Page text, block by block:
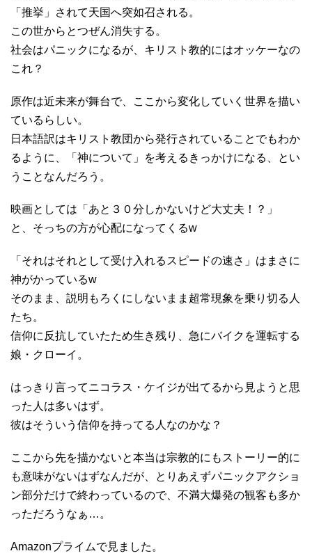
「推挙」されて天国へ突如召される。
この世からとつぜん消失する。
社会はパニックになるが、キリスト教的にはオッケーなの
これ？
原作は近未来が舞台で、ここから変化していく世界を描い
ているらしい。
日本語訳はキリスト教団から発行されていることでもわか
るように、「神について」を考えるきっかけになる、とい
うことなんだろう。
映画としては「あと３０分しかないけど大丈夫！？」
と、そっちの方が心配になってくるw
「それはそれとして受け入れるスピードの速さ」はまさに
神がかっているw
そのまま、説明もろくにしないまま超常現象を乗り切る人
たち。
信仰に反抗していたため生き残り、急にバイクを運転する
娘・クローイ。
はっきり言ってニコラス・ケイジが出てるから見ようと思
った人は多いはず。
彼はそういう信仰を持ってる人なのかな？
ここから先を描かないと本当は宗教的にもストーリー的に
も意味がないはずなんだが、とりあえずパニックアクショ
ン部分だけで終わっているので、不満大爆発の観客も多か
っただろうなぁ…。
Amazonプライムで見ました。